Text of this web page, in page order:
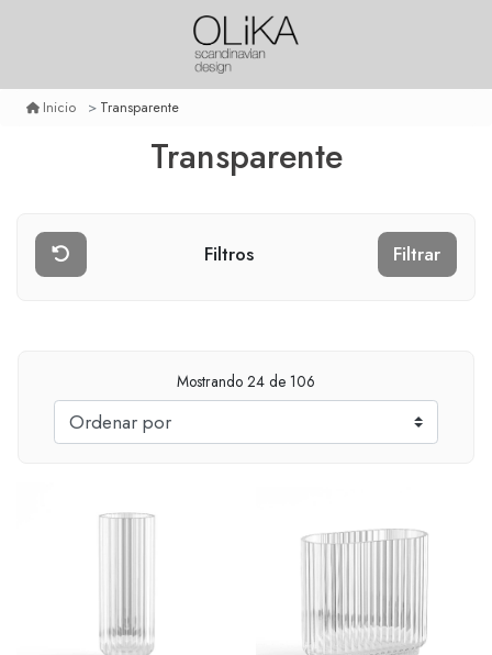
Inicio Transparente
Transparente
Filtros Filtrar
Mostrando 24 de 106